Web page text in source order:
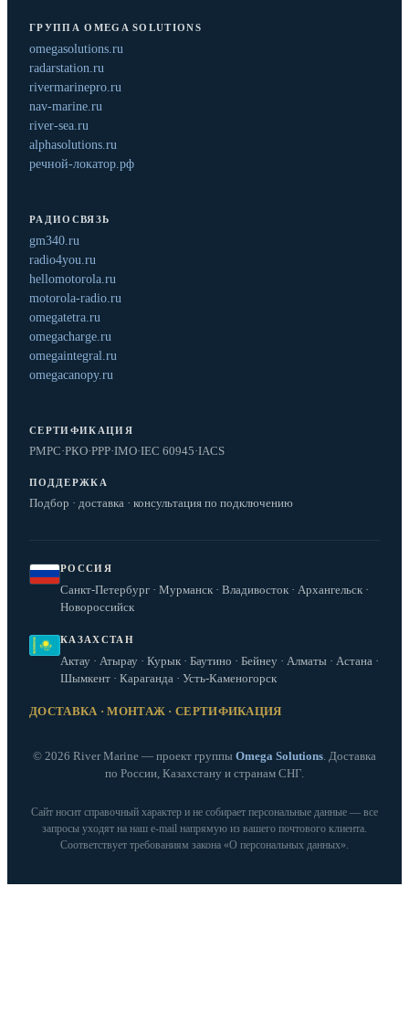
ГРУППА OMEGA SOLUTIONS
omegasolutions.ru
radarstation.ru
rivermarinepro.ru
nav-marine.ru
river-sea.ru
alphasolutions.ru
речной-локатор.рф
РАДИОСВЯЗЬ
gm340.ru
radio4you.ru
hellomotorola.ru
motorola-radio.ru
omegatetra.ru
omegacharge.ru
omegaintegral.ru
omegacanopy.ru
СЕРТИФИКАЦИЯ
РМРС·РКО·РРР·IMO·IEC 60945·IACS
ПОДДЕРЖКА
Подбор · доставка · консультация по подключению
РОССИЯ
Санкт-Петербург · Мурманск · Владивосток · Архангельск ·
Новороссийск
КАЗАХСТАН
Актау · Атырау · Курык · Баутино · Бейнеу · Алматы · Астана ·
Шымкент · Караганда · Усть-Каменогорск
ДОСТАВКА · МОНТАЖ · СЕРТИФИКАЦИЯ
© 2026 River Marine — проект группы Omega Solutions. Доставка
по России, Казахстану и странам СНГ.
Сайт носит справочный характер и не собирает персональные данные — все
запросы уходят на наш e‑mail напрямую из вашего почтового клиента.
Соответствует требованиям закона «О персональных данных».